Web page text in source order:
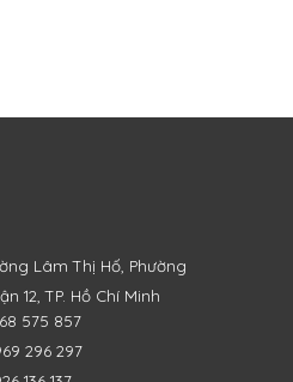
Lâm Thị Hố, Phường
12, TP. Hồ Chí Minh
575 857
296 297